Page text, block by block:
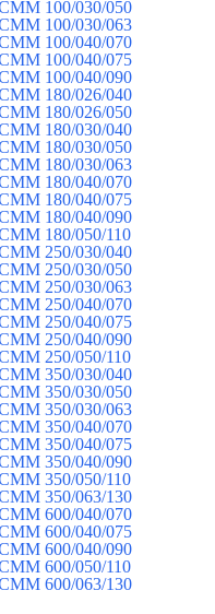
100/030/050
100/030/063
100/040/070
100/040/075
100/040/090
180/026/040
180/026/050
180/030/040
180/030/050
180/030/063
180/040/070
180/040/075
180/040/090
180/050/110
250/030/040
250/030/050
250/030/063
250/040/070
250/040/075
250/040/090
250/050/110
350/030/040
350/030/050
350/030/063
350/040/070
350/040/075
350/040/090
350/050/110
350/063/130
600/040/070
600/040/075
600/040/090
600/050/110
600/063/130